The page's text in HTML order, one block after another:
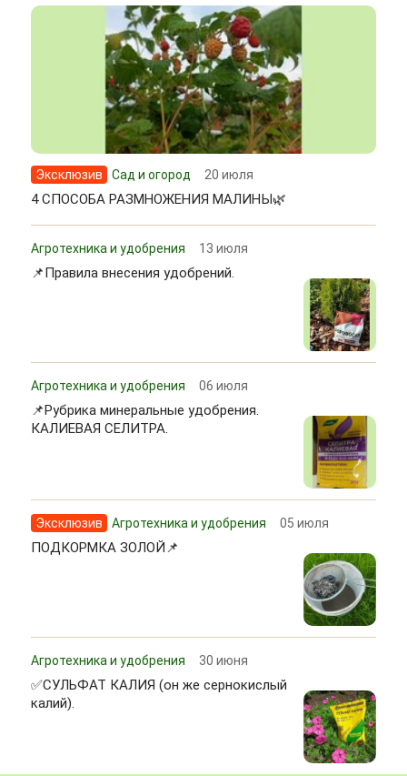
Эксклюзив Сад и огород 20 июля
4 СПОСОБА РАЗМНОЖЕНИЯ МАЛИНЫ🌿
Агротехника и удобрения 13 июля
📌Правила внесения удобрений.
Агротехника и удобрения 06 июля
📌Рубрика минеральные удобрения.
КАЛИЕВАЯ СЕЛИТРА.
Эксклюзив Агротехника и удобрения 05 июля
ПОДКОРМКА ЗОЛОЙ📌
Агротехника и удобрения 30 июня
✅СУЛЬФАТ КАЛИЯ (он же сернокислый
калий).